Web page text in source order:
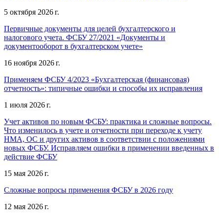
5 октября 2026 г.
Первичные документы для целей бухгалтерского и
налогового учета. ФСБУ 27/2021 «Документы и
документооборот в бухгалтерском учете»
16 ноября 2026 г.
Применяем ФСБУ 4/2023 «Бухгалтерская (финансовая)
отчетность»: типичные ошибки и способы их исправления
1 июля 2026 г.
Учет активов по новым ФСБУ: практика и сложные вопросы.
Что изменилось в учете и отчетности при переходе к учету
НМА, ОС и других активов в соответствии с положениями
новых ФСБУ. Исправляем ошибки в применении введенных в
действие ФСБУ
15 мая 2026 г.
Сложные вопросы применения ФСБУ в 2026 году
12 мая 2026 г.